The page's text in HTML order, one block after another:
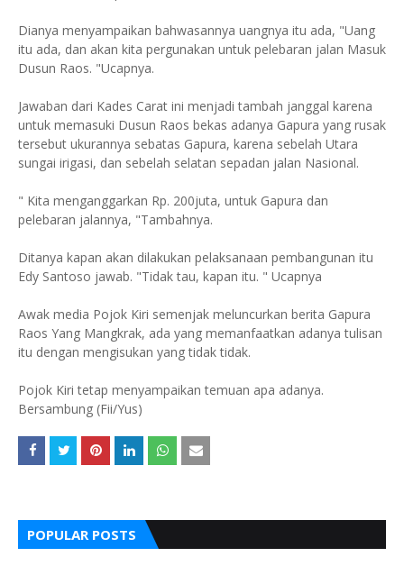
Dianya menyampaikan bahwasannya uangnya itu ada, "Uang
itu ada, dan akan kita pergunakan untuk pelebaran jalan Masuk
Dusun Raos. "Ucapnya.
Jawaban dari Kades Carat ini menjadi tambah janggal karena
untuk memasuki Dusun Raos bekas adanya Gapura yang rusak
tersebut ukurannya sebatas Gapura, karena sebelah Utara
sungai irigasi, dan sebelah selatan sepadan jalan Nasional.
" Kita menganggarkan Rp. 200juta, untuk Gapura dan
pelebaran jalannya, "Tambahnya.
Ditanya kapan akan dilakukan pelaksanaan pembangunan itu
Edy Santoso jawab. "Tidak tau, kapan itu. " Ucapnya
Awak media Pojok Kiri semenjak meluncurkan berita Gapura
Raos Yang Mangkrak, ada yang memanfaatkan adanya tulisan
itu dengan mengisukan yang tidak tidak.
Pojok Kiri tetap menyampaikan temuan apa adanya.
Bersambung (Fii/Yus)
POPULAR POSTS